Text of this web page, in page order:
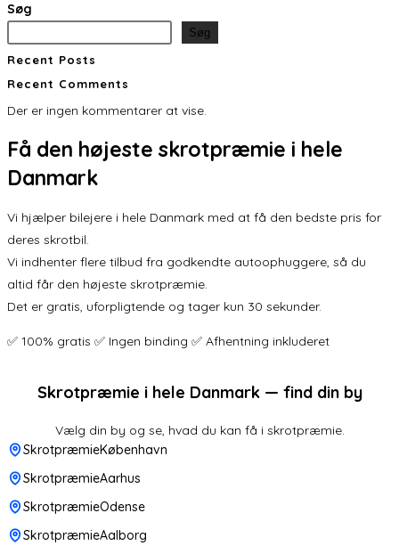
Søg
Søg
Recent Posts
Recent Comments
Der er ingen kommentarer at vise.
Få den højeste skrotpræmie i hele
Danmark
Vi hjælper bilejere i hele Danmark med at få den bedste pris for
deres skrotbil.
Vi indhenter flere tilbud fra godkendte autoophuggere, så du
altid får den højeste skrotpræmie.
Det er gratis, uforpligtende og tager kun 30 sekunder.
✅ 100% gratis ✅ Ingen binding ✅ Afhentning inkluderet
Skrotpræmie i hele Danmark — find din by
Vælg din by og se, hvad du kan få i skrotpræmie.
SkrotpræmieKøbenhavn
SkrotpræmieAarhus
SkrotpræmieOdense
SkrotpræmieAalborg